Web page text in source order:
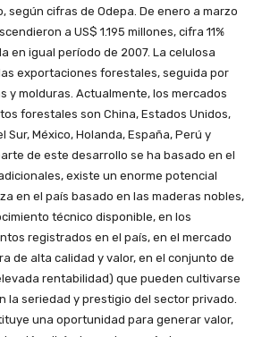
según cifras de Odepa. De enero a marzo
a US$ 1.195 millones, cifra 11%
en igual período de 2007. La celulosa
exportaciones forestales, seguida por
y molduras. Actualmente, los mercados
forestales son China, Estados Unidos,
Sur, México, Holanda, España, Perú y
de este desarrollo se ha basado en el
existe un enorme potencial
en el país basado en las maderas nobles,
técnico disponible, en los
registrados en el país, en el mercado
de alta calidad y valor, en el conjunto de
rentabilidad) que pueden cultivarse
la seriedad y prestigio del sector privado.
una oportunidad para generar valor,